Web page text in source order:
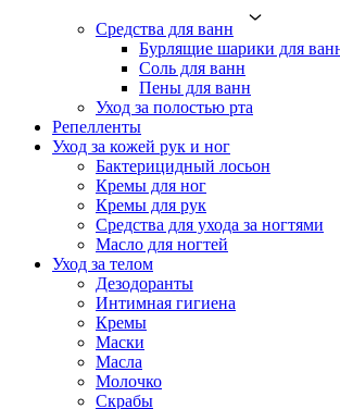
Средства для ванн
Бурлящие шарики для
Соль для ванн
Пены для ванн
Уход за полостью рта
Репелленты
Уход за кожей рук и ног
Бактерицидный лосьон
Кремы для ног
Кремы для рук
Средства для ухода за ногтями
Масло для ногтей
Уход за телом
Дезодоранты
Интимная гигиена
Кремы
Маски
Масла
Молочко
Скрабы